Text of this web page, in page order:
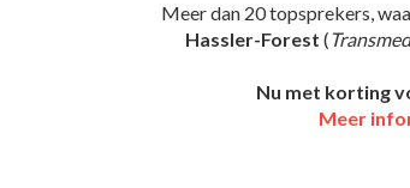
Meer dan 20 topsprekers,
Hassler-Forest (
Nu met korting
Meer